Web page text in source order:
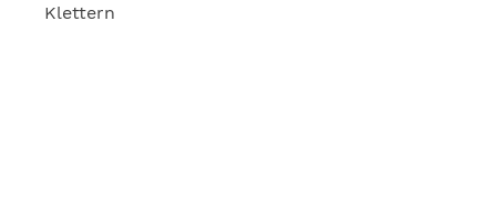
Klettern